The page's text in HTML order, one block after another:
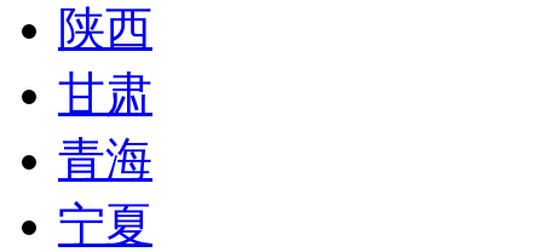
陕西
甘肃
青海
宁夏